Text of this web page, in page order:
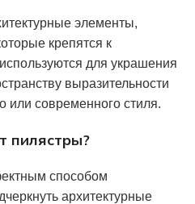
элементы,
крепятся к
для украшения
выразительности
или современного стиля.
пилястры?
способом
архитектурные